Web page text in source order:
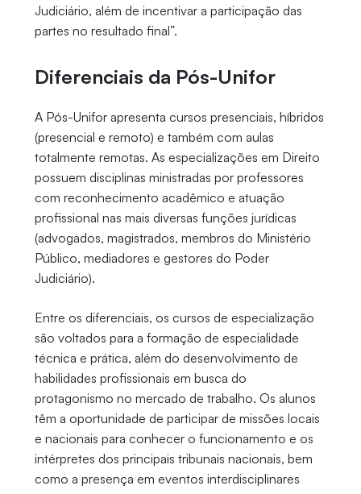
Judiciário, além de incentivar a participação das
partes no resultado final”.
Diferenciais da Pós-Unifor
A Pós-Unifor apresenta cursos presenciais, híbridos
(presencial e remoto) e também com aulas
totalmente remotas. As especializações em Direito
possuem disciplinas ministradas por professores
com reconhecimento acadêmico e atuação
profissional nas mais diversas funções jurídicas
(advogados, magistrados, membros do Ministério
Público, mediadores e gestores do Poder
Judiciário).
Entre os diferenciais, os cursos de especialização
são voltados para a formação de especialidade
técnica e prática, além do desenvolvimento de
habilidades profissionais em busca do
protagonismo no mercado de trabalho. Os alunos
têm a oportunidade de participar de missões locais
e nacionais para conhecer o funcionamento e os
intérpretes dos principais tribunais nacionais, bem
como a presença em eventos interdisciplinares